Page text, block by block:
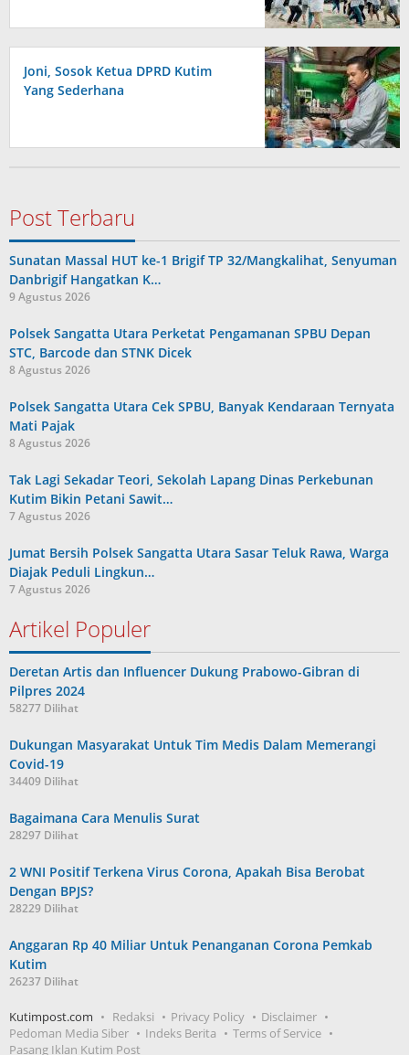
Joni, Sosok Ketua DPRD Kutim
Yang Sederhana
Post Terbaru
Sunatan Massal HUT ke-1 Brigif TP 32/Mangkalihat, Senyuman
Danbrigif Hangatkan K…
9 Agustus 2026
Polsek Sangatta Utara Perketat Pengamanan SPBU Depan
STC, Barcode dan STNK Dicek
8 Agustus 2026
Polsek Sangatta Utara Cek SPBU, Banyak Kendaraan Ternyata
Mati Pajak
8 Agustus 2026
Tak Lagi Sekadar Teori, Sekolah Lapang Dinas Perkebunan
Kutim Bikin Petani Sawit…
7 Agustus 2026
Jumat Bersih Polsek Sangatta Utara Sasar Teluk Rawa, Warga
Diajak Peduli Lingkun…
7 Agustus 2026
Artikel Populer
Deretan Artis dan Influencer Dukung Prabowo-Gibran di
Pilpres 2024
58277 Dilihat
Dukungan Masyarakat Untuk Tim Medis Dalam Memerangi
Covid-19
34409 Dilihat
Bagaimana Cara Menulis Surat
28297 Dilihat
2 WNI Positif Terkena Virus Corona, Apakah Bisa Berobat
Dengan BPJS?
28229 Dilihat
Anggaran Rp 40 Miliar Untuk Penanganan Corona Pemkab
Kutim
26237 Dilihat
Kutimpost.com Redaksi Privacy Policy
Disclaimer
Pedoman Media Siber
Indeks Berita
Terms of Service
Pasang Iklan Kutim Post